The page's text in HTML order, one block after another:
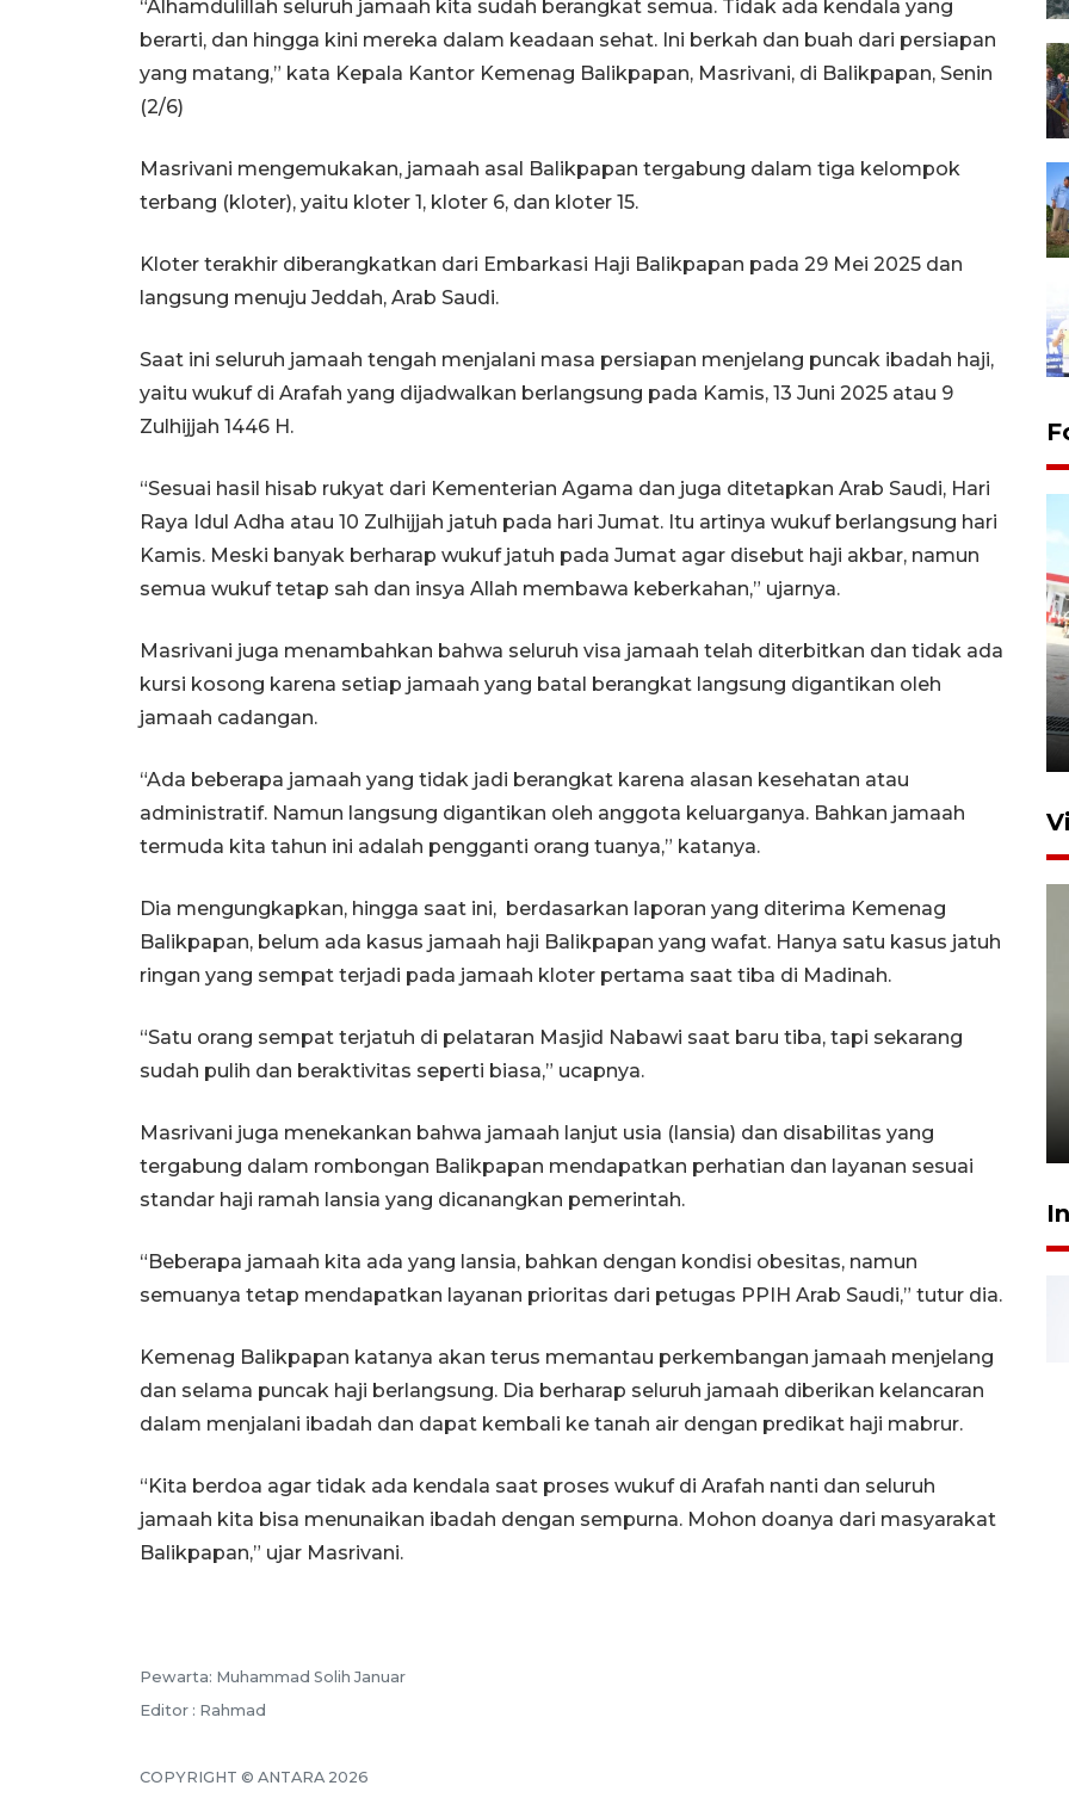
“Alhamdulillah seluruh jamaah kita sudah berangkat semua. Tidak ada kendala yang
berarti, dan hingga kini mereka dalam keadaan sehat. Ini berkah dan buah dari persiapan
yang matang,” kata Kepala Kantor Kemenag Balikpapan, Masrivani, di Balikpapan, Senin
(2/6)
Masrivani mengemukakan, jamaah asal Balikpapan tergabung dalam tiga kelompok
terbang (kloter), yaitu kloter 1, kloter 6, dan kloter 15.
Kloter terakhir diberangkatkan dari Embarkasi Haji Balikpapan pada 29 Mei 2025 dan
langsung menuju Jeddah, Arab Saudi.
Saat ini seluruh jamaah tengah menjalani masa persiapan menjelang puncak ibadah haji,
yaitu wukuf di Arafah yang dijadwalkan berlangsung pada Kamis, 13 Juni 2025 atau 9
Zulhijjah 1446 H.
“Sesuai hasil hisab rukyat dari Kementerian Agama dan juga ditetapkan Arab Saudi, Hari
Raya Idul Adha atau 10 Zulhijjah jatuh pada hari Jumat. Itu artinya wukuf berlangsung hari
Kamis. Meski banyak berharap wukuf jatuh pada Jumat agar disebut haji akbar, namun
semua wukuf tetap sah dan insya Allah membawa keberkahan,” ujarnya.
Masrivani juga menambahkan bahwa seluruh visa jamaah telah diterbitkan dan tidak ada
kursi kosong karena setiap jamaah yang batal berangkat langsung digantikan oleh
jamaah cadangan.
“Ada beberapa jamaah yang tidak jadi berangkat karena alasan kesehatan atau
administratif. Namun langsung digantikan oleh anggota keluarganya. Bahkan jamaah
termuda kita tahun ini adalah pengganti orang tuanya,” katanya.
Dia mengungkapkan, hingga saat ini, berdasarkan laporan yang diterima Kemenag
Balikpapan, belum ada kasus jamaah haji Balikpapan yang wafat. Hanya satu kasus jatuh
ringan yang sempat terjadi pada jamaah kloter pertama saat tiba di Madinah.
“Satu orang sempat terjatuh di pelataran Masjid Nabawi saat baru tiba, tapi sekarang
sudah pulih dan beraktivitas seperti biasa,” ucapnya.
Masrivani juga menekankan bahwa jamaah lanjut usia (lansia) dan disabilitas yang
tergabung dalam rombongan Balikpapan mendapatkan perhatian dan layanan sesuai
standar haji ramah lansia yang dicanangkan pemerintah.
“Beberapa jamaah kita ada yang lansia, bahkan dengan kondisi obesitas, namun
semuanya tetap mendapatkan layanan prioritas dari petugas PPIH Arab Saudi,” tutur dia.
Kemenag Balikpapan katanya akan terus memantau perkembangan jamaah menjelang
dan selama puncak haji berlangsung. Dia berharap seluruh jamaah diberikan kelancaran
dalam menjalani ibadah dan dapat kembali ke tanah air dengan predikat haji mabrur.
“Kita berdoa agar tidak ada kendala saat proses wukuf di Arafah nanti dan seluruh
jamaah kita bisa menunaikan ibadah dengan sempurna. Mohon doanya dari masyarakat
Balikpapan,” ujar Masrivani.
Pewarta: Muhammad Solih Januar
Editor : Rahmad
COPYRIGHT © ANTARA 2026
Kebakaran kapal KM Prince
Sudah jaring 92 guru, Kaltim
21 Juli 2026 18:13